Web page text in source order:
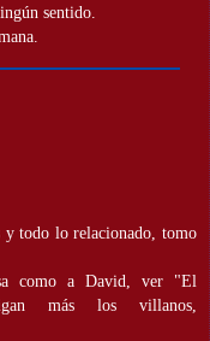
sentido.
y todo lo relacionado, tomo
como a David, ver "El
más los villanos,